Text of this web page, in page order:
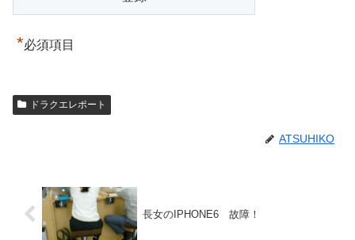
*必須項目
ドラクエレポート
ATSUHIKO
長女のIPHONE6 故障！